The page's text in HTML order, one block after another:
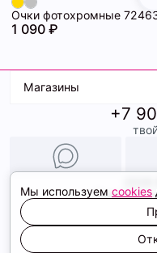
1 090 ₽
Магазины
ТК Терминал
ТРК Континент
+7
Политика
Сайт
Мы используем cookies